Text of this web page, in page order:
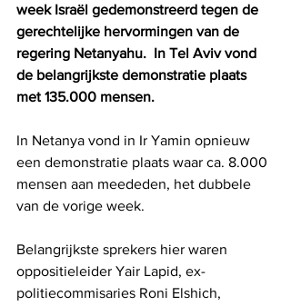
week Israël gedemonstreerd tegen de
gerechtelijke hervormingen van de
regering Netanyahu.  In Tel Aviv vond
de belangrijkste demonstratie plaats
met 135.000 mensen.
In Netanya vond in Ir Yamin opnieuw
een demonstratie plaats waar ca. 8.000
mensen aan meededen, het dubbele
van de vorige week.
Belangrijkste sprekers hier waren
oppositieleider Yair Lapid, ex-
politiecommisaries Roni Elshich,